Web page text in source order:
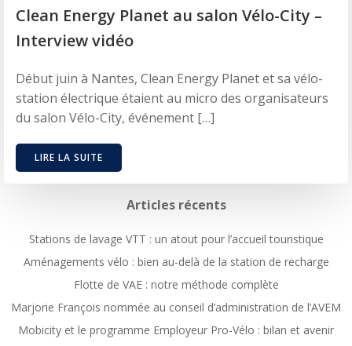
Clean Energy Planet au salon Vélo-City –
Interview vidéo
Début juin à Nantes, Clean Energy Planet et sa vélo-
station électrique étaient au micro des organisateurs
du salon Vélo-City, événement […]
LIRE LA SUITE
Articles récents
Stations de lavage VTT : un atout pour l’accueil touristique
Aménagements vélo : bien au-delà de la station de recharge
Flotte de VAE : notre méthode complète
Marjorie François nommée au conseil d’administration de l’AVEM
Mobicity et le programme Employeur Pro-Vélo : bilan et avenir